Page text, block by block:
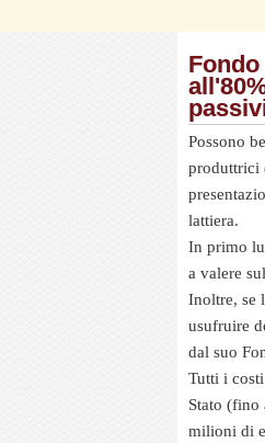
Possono
produttrici
lattiera.
In primo
a valere sul
Inoltre, se
usufruire
dal suo
Tutti i
Stato (fino
milioni di